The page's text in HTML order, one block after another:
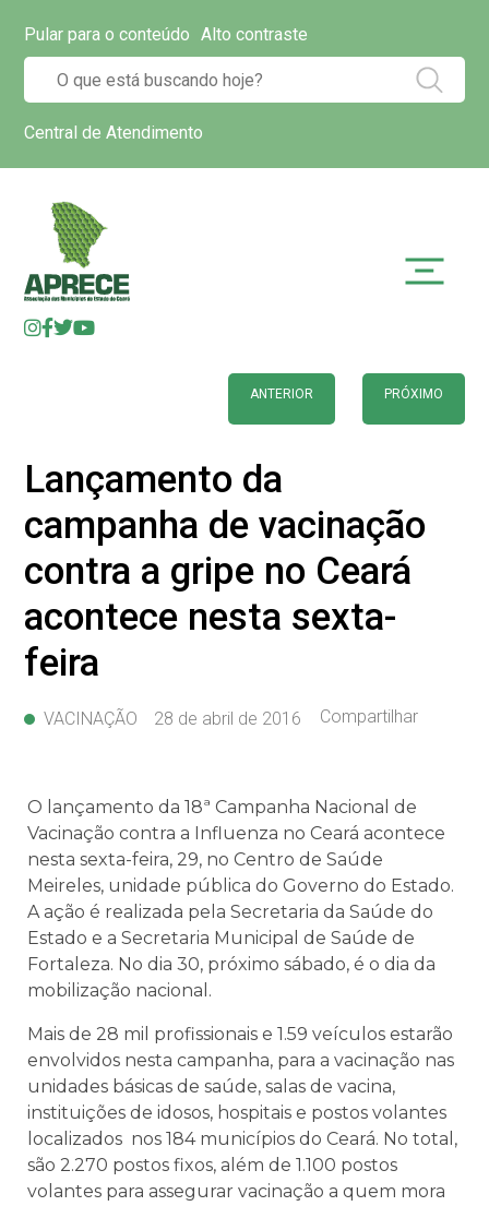
Pular para o conteúdo Alto contraste
Central de Atendimento
ANTERIOR PRÓXIMO
Lançamento da
campanha de vacinação
contra a gripe no Ceará
acontece nesta sexta-
feira
VACINAÇÃO 28 de abril de 2016 Compartilhar
O lançamento da 18ª Campanha Nacional de
Vacinação contra a Influenza no Ceará acontece
nesta sexta-feira, 29, no Centro de Saúde
Meireles, unidade pública do Governo do Estado.
A ação é realizada pela Secretaria da Saúde do
Estado e a Secretaria Municipal de Saúde de
Fortaleza. No dia 30, próximo sábado, é o dia da
mobilização nacional.
Mais de 28 mil profissionais e 1.59 veículos estarão
envolvidos nesta campanha, para a vacinação nas
unidades básicas de saúde, salas de vacina,
instituições de idosos, hospitais e postos volantes
localizados nos 184 municípios do Ceará. No total,
são 2.270 postos fixos, além de 1.100 postos
volantes para assegurar vacinação a quem mora